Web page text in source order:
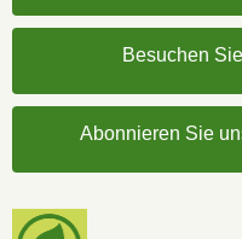
Besuchen
Abonnieren Sie